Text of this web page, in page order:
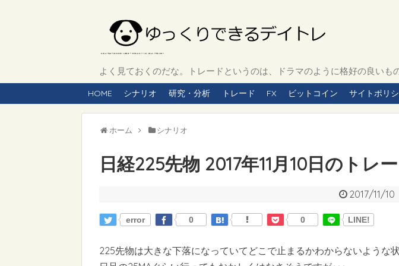
よく見ておくのだな。トレードというのは、ドラマのように格好の良いも
HOME シナリオ 研究・分析 トレード FX ビットコイン サイトポリ
ホーム シナリオ
日経225先物 2017年11月10日のトレ
2017/11/10
error 0 0 LINE!
225先物は大きな下落になっていてどこで止まるかわからないような状